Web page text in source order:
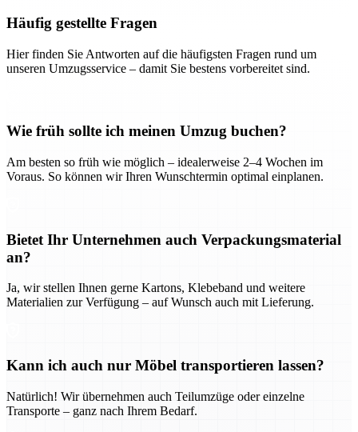
Häufig gestellte Fragen
Hier finden Sie Antworten auf die häufigsten Fragen rund um
unseren Umzugsservice – damit Sie bestens vorbereitet sind.
Wie früh sollte ich meinen Umzug buchen?
Am besten so früh wie möglich – idealerweise 2–4 Wochen im
Voraus. So können wir Ihren Wunschtermin optimal einplanen.
Bietet Ihr Unternehmen auch Verpackungsmaterial
an?
Ja, wir stellen Ihnen gerne Kartons, Klebeband und weitere
Materialien zur Verfügung – auf Wunsch auch mit Lieferung.
Kann ich auch nur Möbel transportieren lassen?
Natürlich! Wir übernehmen auch Teilumzüge oder einzelne
Transporte – ganz nach Ihrem Bedarf.